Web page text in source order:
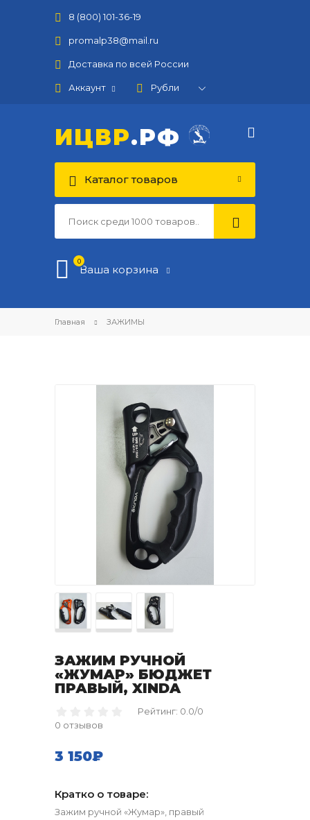
8 (800) 101-36-19
promalp38@mail.ru
Доставка по всей России
Аккаунт
ИЦВР.РФ
Каталог товаров
0
Ваша корзина
Главная ЗАЖИМЫ
ЗАЖИМ РУЧНОЙ
«ЖУМАР» БЮДЖЕТ
ПРАВЫЙ, XINDA
Рейтинг: 0.0/0
0 отзывов
3 150₽
Кратко о товаре:
Зажим ручной «Жумар», правый